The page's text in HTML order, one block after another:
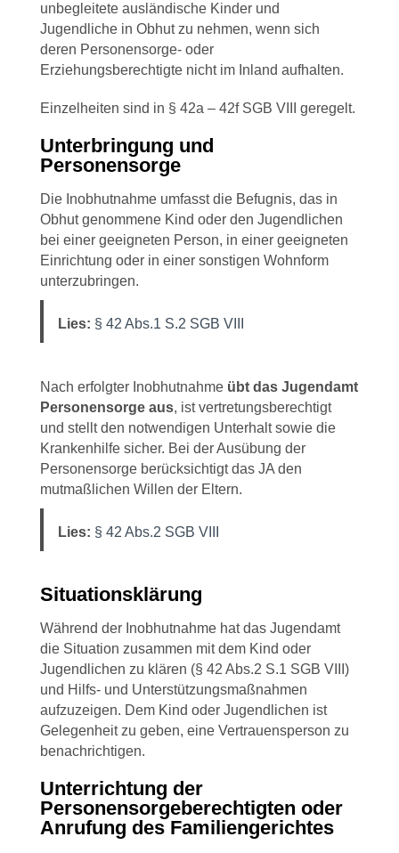
unbegleitete ausländische Kinder und
Jugendliche in Obhut zu nehmen, wenn sich
deren Personensorge- oder
Erziehungsberechtigte nicht im Inland aufhalten.
Einzelheiten sind in § 42a – 42f SGB VIII geregelt.
Unterbringung und
Personensorge
Die Inobhutnahme umfasst die Befugnis, das in
Obhut genommene Kind oder den Jugendlichen
bei einer geeigneten Person, in einer geeigneten
Einrichtung oder in einer sonstigen Wohnform
unterzubringen.
Lies: § 42 Abs.1 S.2 SGB VIII
Nach erfolgter Inobhutnahme übt das Jugendamt
Personensorge aus, ist vertretungsberechtigt
und stellt den notwendigen Unterhalt sowie die
Krankenhilfe sicher. Bei der Ausübung der
Personensorge berücksichtigt das JA den
mutmaßlichen Willen der Eltern.
Lies: § 42 Abs.2 SGB VIII
Situationsklärung
Während der Inobhutnahme hat das Jugendamt
die Situation zusammen mit dem Kind oder
Jugendlichen zu klären (§ 42 Abs.2 S.1 SGB VIII)
und Hilfs- und Unterstützungsmaßnahmen
aufzuzeigen. Dem Kind oder Jugendlichen ist
Gelegenheit zu geben, eine Vertrauensperson zu
benachrichtigen.
Unterrichtung der
Personensorgeberechtigten oder
Anrufung des Familiengerichtes